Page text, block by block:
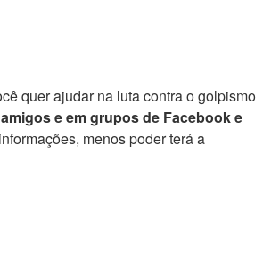
quer ajudar na luta contra o golpismo
e em grupos de Facebook e
menos poder terá a